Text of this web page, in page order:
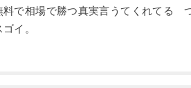
料で相場で勝つ真実言うてくれてる
イ。